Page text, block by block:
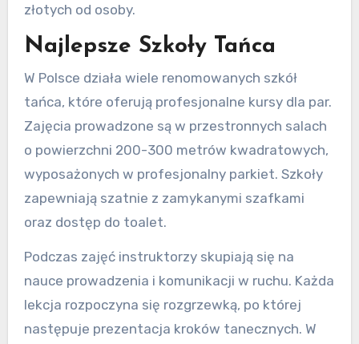
złotych od osoby.
Najlepsze Szkoły Tańca
W Polsce działa wiele renomowanych szkół
tańca, które oferują profesjonalne kursy dla par.
Zajęcia prowadzone są w przestronnych salach
o powierzchni 200-300 metrów kwadratowych,
wyposażonych w profesjonalny parkiet. Szkoły
zapewniają szatnie z zamykanymi szafkami
oraz dostęp do toalet.
Podczas zajęć instruktorzy skupiają się na
nauce prowadzenia i komunikacji w ruchu. Każda
lekcja rozpoczyna się rozgrzewką, po której
następuje prezentacja kroków tanecznych. W